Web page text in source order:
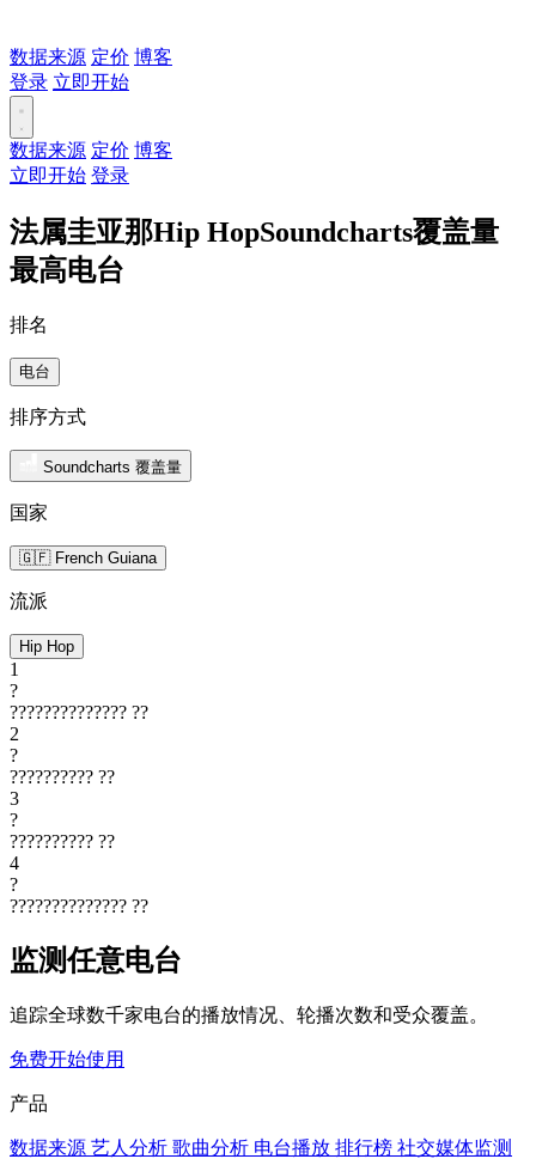
数据来源 定价 博客
登录 立即开始
数据来源 定价 博客
立即开始 登录
法属圭亚那Hip HopSoundcharts覆盖量
最高电台
排名
电台
排序方式
Soundcharts 覆盖量
国家
🇬🇫 French Guiana
流派
Hip Hop
1
?
?????????????? ??
2
?
?????????? ??
3
?
?????????? ??
4
?
?????????????? ??
监测任意电台
追踪全球数千家电台的播放情况、轮播次数和受众覆盖。
免费开始使用
产品
数据来源 艺人分析 歌曲分析 电台播放 排行榜 社交媒体监测